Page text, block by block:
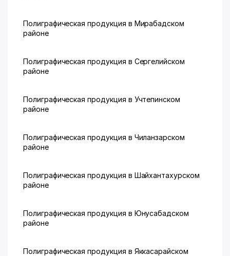
Полиграфическая продукция в Мирабадском
районе
Полиграфическая продукция в Сергелийском
районе
Полиграфическая продукция в Учтепинском
районе
Полиграфическая продукция в Чиланзарском
районе
Полиграфическая продукция в Шайхантахурском
районе
Полиграфическая продукция в Юнусабадском
районе
Полиграфическая продукция в Яккасарайском